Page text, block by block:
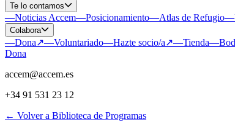
Te lo contamos
—Noticias Accem—Posicionamiento—Atlas de Refugio—
Colabora
—Dona↗—Voluntariado—Hazte socio/a↗—Tienda—
Dona
accem@accem.es
+34 91 531 23 12
← Volver a Biblioteca de Programas